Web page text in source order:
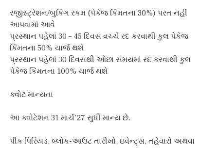
રજીસ્ટ્રેશન/બુકિંગ રકમ (પેકેજ કિંમતના 30%) પરત નહીં
આપવામાં આવે
પ્રસ્થાન પહેલાં 30 – 45 દિવસ વચ્ચે રદ કરવાથી કુલ પેકેજ
કિંમતના 50% ચાર્જ થશે
પ્રસ્થાન પહેલાં 30 દિવસથી ઓછા સમયમાં રદ કરવાથી કુલ
પેકેજ કિંમતના 100% ચાર્જ થશે
ક્વોટ માન્યતા
આ ક્વોટેશન 31 માર્ચ’27 સુધી માન્ય છે.
પીક પિરિયડ, બ્લોક-આઉટ તારીખો, ઇવેન્ટ્સ, તહેવારો અથવા